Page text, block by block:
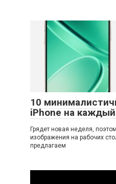
10
iPhone на
Грядет новая неделя,
изображения на рабочих
предлагаем